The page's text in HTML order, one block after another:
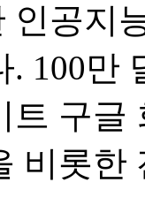
인공지
. 100만
트 구글
비롯한